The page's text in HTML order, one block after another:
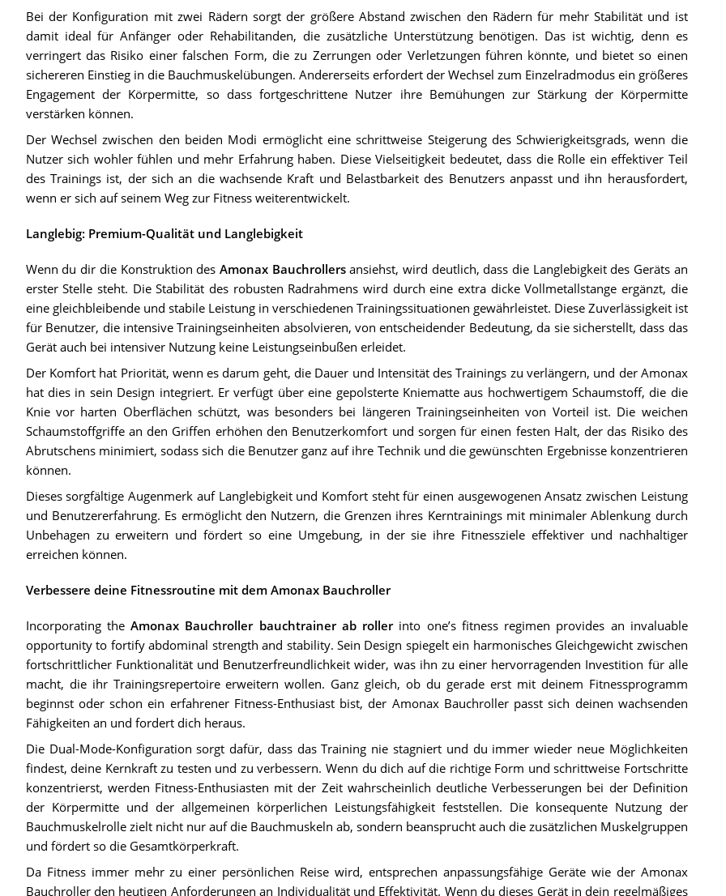
Bei der Konfiguration mit zwei Rädern sorgt der größere Abstand zwischen den Rädern für mehr Stabilität und ist
damit ideal für Anfänger oder Rehabilitanden, die zusätzliche Unterstützung benötigen. Das ist wichtig, denn es
verringert das Risiko einer falschen Form, die zu Zerrungen oder Verletzungen führen könnte, und bietet so einen
sichereren Einstieg in die Bauchmuskelübungen. Andererseits erfordert der Wechsel zum Einzelradmodus ein größeres
Engagement der Körpermitte, so dass fortgeschrittene Nutzer ihre Bemühungen zur Stärkung der Körpermitte
verstärken können.
Der Wechsel zwischen den beiden Modi ermöglicht eine schrittweise Steigerung des Schwierigkeitsgrads, wenn die
Nutzer sich wohler fühlen und mehr Erfahrung haben. Diese Vielseitigkeit bedeutet, dass die Rolle ein effektiver Teil
des Trainings ist, der sich an die wachsende Kraft und Belastbarkeit des Benutzers anpasst und ihn herausfordert,
wenn er sich auf seinem Weg zur Fitness weiterentwickelt.
Langlebig: Premium-Qualität und Langlebigkeit
Wenn du dir die Konstruktion des Amonax Bauchrollersansiehst, wird deutlich, dass die Langlebigkeit des Geräts an
erster Stelle steht. Die Stabilität des robusten Radrahmens wird durch eine extra dicke Vollmetallstange ergänzt, die
eine gleichbleibende und stabile Leistung in verschiedenen Trainingssituationen gewährleistet. Diese Zuverlässigkeit ist
für Benutzer, die intensive Trainingseinheiten absolvieren, von entscheidender Bedeutung, da sie sicherstellt, dass das
Gerät auch bei intensiver Nutzung keine Leistungseinbußen erleidet.
Der Komfort hat Priorität, wenn es darum geht, die Dauer und Intensität des Trainings zu verlängern, und der Amonax
hat dies in sein Design integriert. Er verfügt über eine gepolsterte Kniematte aus hochwertigem Schaumstoff, die die
Knie vor harten Oberflächen schützt, was besonders bei längeren Trainingseinheiten von Vorteil ist. Die weichen
Schaumstoffgriffe an den Griffen erhöhen den Benutzerkomfort und sorgen für einen festen Halt, der das Risiko des
Abrutschens minimiert, sodass sich die Benutzer ganz auf ihre Technik und die gewünschten Ergebnisse konzentrieren
können.
Dieses sorgfältige Augenmerk auf Langlebigkeit und Komfort steht für einen ausgewogenen Ansatz zwischen Leistung
und Benutzererfahrung. Es ermöglicht den Nutzern, die Grenzen ihres Kerntrainings mit minimaler Ablenkung durch
Unbehagen zu erweitern und fördert so eine Umgebung, in der sie ihre Fitnessziele effektiver und nachhaltiger
erreichen können.
Verbessere deine Fitnessroutine mit dem Amonax Bauchroller
Incorporating theAmonax Bauchroller bauchtrainer ab rollerinto one’s fitness regimen provides an invaluable
opportunity to fortify abdominal strength and stability. Sein Design spiegelt ein harmonisches Gleichgewicht zwischen
fortschrittlicher Funktionalität und Benutzerfreundlichkeit wider, was ihn zu einer hervorragenden Investition für alle
macht, die ihr Trainingsrepertoire erweitern wollen. Ganz gleich, ob du gerade erst mit deinem Fitnessprogramm
beginnst oder schon ein erfahrener Fitness-Enthusiast bist, der Amonax Bauchroller passt sich deinen wachsenden
Fähigkeiten an und fordert dich heraus.
Die Dual-Mode-Konfiguration sorgt dafür, dass das Training nie stagniert und du immer wieder neue Möglichkeiten
findest, deine Kernkraft zu testen und zu verbessern. Wenn du dich auf die richtige Form und schrittweise Fortschritte
konzentrierst, werden Fitness-Enthusiasten mit der Zeit wahrscheinlich deutliche Verbesserungen bei der Definition
der Körpermitte und der allgemeinen körperlichen Leistungsfähigkeit feststellen. Die konsequente Nutzung der
Bauchmuskelrolle zielt nicht nur auf die Bauchmuskeln ab, sondern beansprucht auch die zusätzlichen Muskelgruppen
und fördert so die Gesamtkörperkraft.
Da Fitness immer mehr zu einer persönlichen Reise wird, entsprechen anpassungsfähige Geräte wie der Amonax
Bauchroller den heutigen Anforderungen an Individualität und Effektivität. Wenn du dieses Gerät in dein regelmäßiges